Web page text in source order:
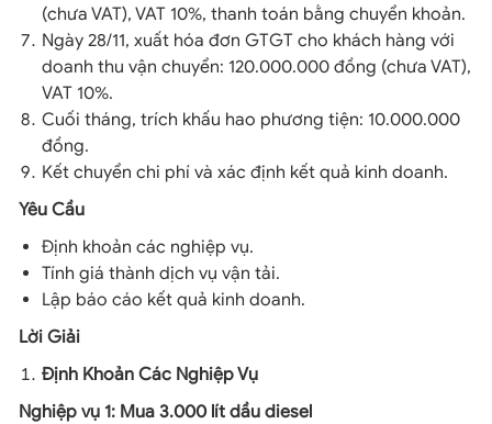
(chưa VAT), VAT 10%, thanh toán bằng chuyển khoản.
Ngày 28/11, xuất hóa đơn GTGT cho khách hàng với
doanh thu vận chuyển: 120.000.000 đồng (chưa VAT),
VAT 10%.
Cuối tháng, trích khấu hao phương tiện: 10.000.000
đồng.
Kết chuyển chi phí và xác định kết quả kinh doanh.
Yêu Cầu
Định khoản các nghiệp vụ.
Tính giá thành dịch vụ vận tải.
Lập báo cáo kết quả kinh doanh.
Lời Giải
Định Khoản Các Nghiệp Vụ
Nghiệp vụ 1: Mua 3.000 lít dầu diesel